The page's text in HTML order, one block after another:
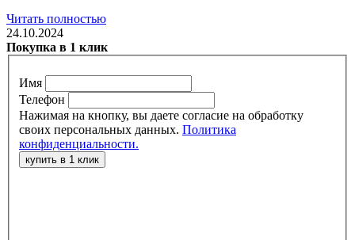
Читать полностью
24.10.2024
Покупка в 1 клик
Имя
Телефон
Нажимая на кнопку, вы даете согласие на обработку
своих персональных данных. Политика
конфиденциальности.